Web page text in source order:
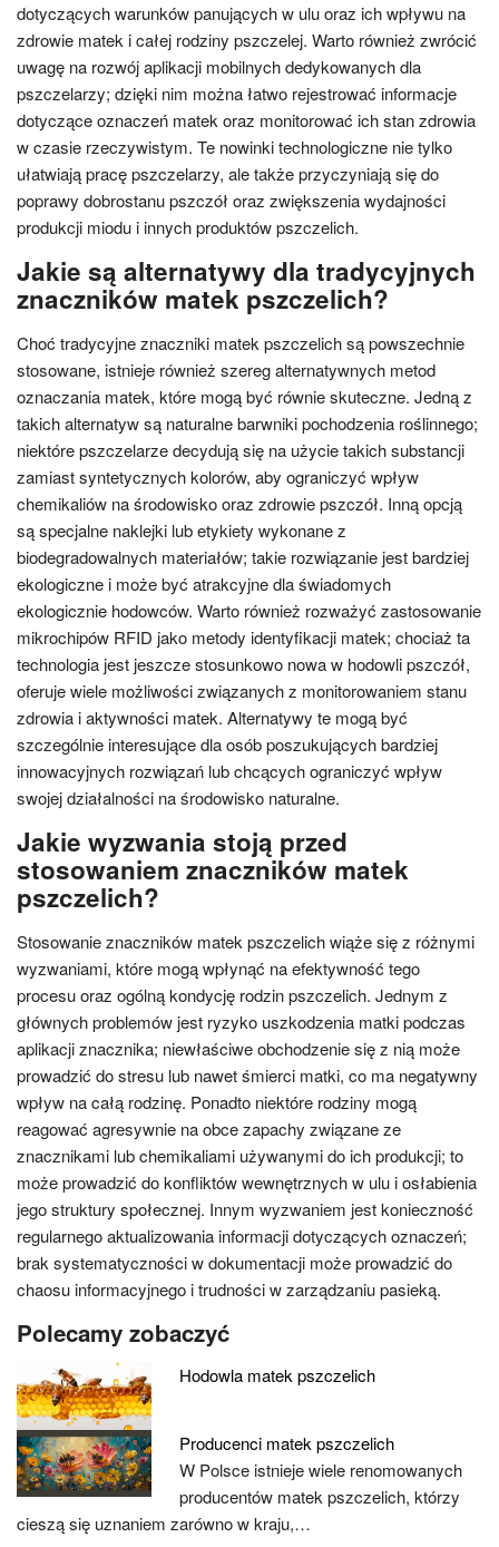
dotyczących warunków panujących w ulu oraz ich wpływu na
zdrowie matek i całej rodziny pszczelej. Warto również zwrócić
uwagę na rozwój aplikacji mobilnych dedykowanych dla
pszczelarzy; dzięki nim można łatwo rejestrować informacje
dotyczące oznaczeń matek oraz monitorować ich stan zdrowia
w czasie rzeczywistym. Te nowinki technologiczne nie tylko
ułatwiają pracę pszczelarzy, ale także przyczyniają się do
poprawy dobrostanu pszczół oraz zwiększenia wydajności
produkcji miodu i innych produktów pszczelich.
Jakie są alternatywy dla tradycyjnych
znaczników matek pszczelich?
Choć tradycyjne znaczniki matek pszczelich są powszechnie
stosowane, istnieje również szereg alternatywnych metod
oznaczania matek, które mogą być równie skuteczne. Jedną z
takich alternatyw są naturalne barwniki pochodzenia roślinnego;
niektóre pszczelarze decydują się na użycie takich substancji
zamiast syntetycznych kolorów, aby ograniczyć wpływ
chemikaliów na środowisko oraz zdrowie pszczół. Inną opcją
są specjalne naklejki lub etykiety wykonane z
biodegradowalnych materiałów; takie rozwiązanie jest bardziej
ekologiczne i może być atrakcyjne dla świadomych
ekologicznie hodowców. Warto również rozważyć zastosowanie
mikrochipów RFID jako metody identyfikacji matek; chociaż ta
technologia jest jeszcze stosunkowo nowa w hodowli pszczół,
oferuje wiele możliwości związanych z monitorowaniem stanu
zdrowia i aktywności matek. Alternatywy te mogą być
szczególnie interesujące dla osób poszukujących bardziej
innowacyjnych rozwiązań lub chcących ograniczyć wpływ
swojej działalności na środowisko naturalne.
Jakie wyzwania stoją przed
stosowaniem znaczników matek
pszczelich?
Stosowanie znaczników matek pszczelich wiąże się z różnymi
wyzwaniami, które mogą wpłynąć na efektywność tego
procesu oraz ogólną kondycję rodzin pszczelich. Jednym z
głównych problemów jest ryzyko uszkodzenia matki podczas
aplikacji znacznika; niewłaściwe obchodzenie się z nią może
prowadzić do stresu lub nawet śmierci matki, co ma negatywny
wpływ na całą rodzinę. Ponadto niektóre rodziny mogą
reagować agresywnie na obce zapachy związane ze
znacznikami lub chemikaliami używanymi do ich produkcji; to
może prowadzić do konfliktów wewnętrznych w ulu i osłabienia
jego struktury społecznej. Innym wyzwaniem jest konieczność
regularnego aktualizowania informacji dotyczących oznaczeń;
brak systematyczności w dokumentacji może prowadzić do
chaosu informacyjnego i trudności w zarządzaniu pasieką.
Polecamy zobaczyć
Hodowla matek pszczelich
Producenci matek pszczelich
W Polsce istnieje wiele renomowanych
producentów matek pszczelich, którzy
cieszą się uznaniem zarówno w kraju,…